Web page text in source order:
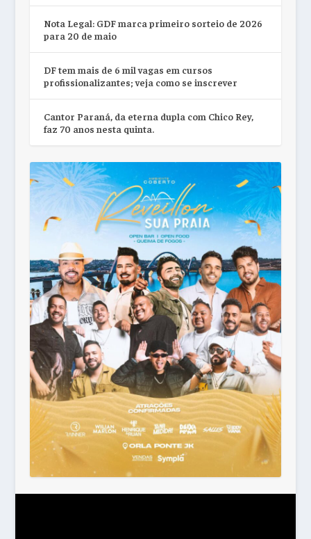
Nota Legal: GDF marca primeiro sorteio de 2026
para 20 de maio
DF tem mais de 6 mil vagas em cursos
profissionalizantes; veja como se inscrever
Cantor Paraná, da eterna dupla com Chico Rey,
faz 70 anos nesta quinta.